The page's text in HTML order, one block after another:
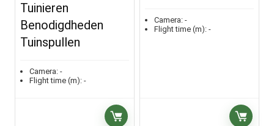
Tuinieren
Benodigdheden
Tuinspullen
Camera: -
Flight time (m): -
Camera: -
Flight time (m): -